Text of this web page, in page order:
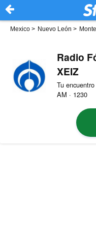
Mexico > Nuevo León >
Radio
XEIZ
Tu
AM · 1230